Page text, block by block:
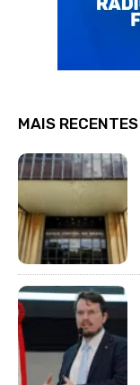
MAIS RECENTES